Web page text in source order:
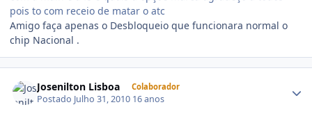
pois to com receio de matar o atc
Amigo faça apenas o Desbloqueio que funcionara normal o
chip Nacional .
Josenilton Lisboa Colaborador
Postado Julho 31, 2010 16 anos